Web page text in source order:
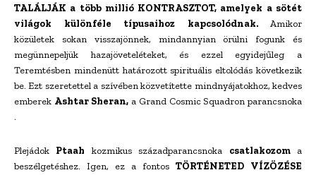
TALÁLJÁK a több millió KONTRASZTOT, amelyek a sötét
világok különféle típusaihoz kapcsolódnak. Amikor
közületek sokan visszajönnek, mindannyian örülni fogunk és
megünnepeljük hazajöveteléteket, és ezzel egyidejűleg a
Teremtésben mindenütt határozott spirituális eltolódás következik
be. Ezt szeretettel a szívében közvetítette mindnyájatokhoz, kedves
emberek Ashtar Sheran, a Grand Cosmic Squadron parancsnoka
.
Plejádok Ptaahkozmikus századparancsnoka csatlakozom a
beszélgetéshez. Igen, ez a fontos TÖRTÉNETED VÍZÖZÉSE